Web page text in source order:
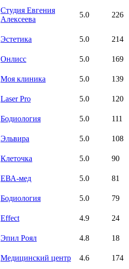
Студия Евгения
Алексеева
5.0 226
Эстетика 5.0
214
Онлисс 5.0
169
Моя клиника 5.0
139
Laser Pro 5.0
120
Бодиология 5.0
111
Эльвира 5.0
108
Клеточка 5.0
90
ЕВА-мед 5.0
81
Бодиология 5.0
79
Effect 4.9
24
Эпил Роял 4.8
18
Медицинский центр 4.6
174